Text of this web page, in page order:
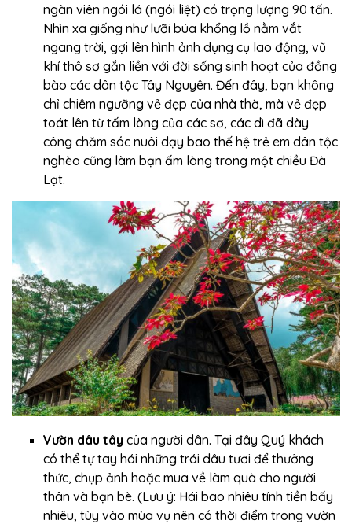
ngàn viên ngói lá (ngói liệt) có trọng lượng 90 tấn.
Nhìn xa giống như lưỡi búa khổng lồ nằm vắt
ngang trời, gợi lên hình ảnh dụng cụ lao động, vũ
khí thô sơ gắn liền với đời sống sinh hoạt của đồng
bào các dân tộc Tây Nguyên. Đến đây, bạn không
chỉ chiêm ngưỡng vẻ đẹp của nhà thờ, mà vẻ đẹp
toát lên từ tấm lòng của các sơ, các dì đã dày
công chăm sóc nuôi dạy bao thế hệ trẻ em dân tộc
nghèo cũng làm bạn ấm lòng trong một chiều Đà
Lạt.
Vườn dâu tây của người dân. Tại đây Quý khách
có thể tự tay hái những trái dâu tươi để thưởng
thức, chụp ảnh hoặc mua về làm quà cho người
thân và bạn bè. (Lưu ý: Hái bao nhiêu tính tiền bấy
nhiêu, tùy vào mùa vụ nên có thời điểm trong vườn